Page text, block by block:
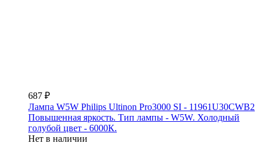
687 ₽
Лампа W5W Philips Ultinon Pro3000 SI - 11961U30CWB2
Повышенная яркость. Тип лампы - W5W. Холодный
голубой цвет - 6000К.
Нет в наличии